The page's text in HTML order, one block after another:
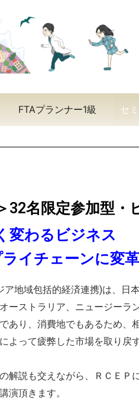
FTAプランナー1級 セ
32名限定参加型・
変わるビジネス
イチェーンに変
地域包括的経済連携)は、日
ーストラリア、ニュージーラ
あり、消費地でもあるため、
よって疲弊した市場を取り戻
解説も交えながら、ＲＣＥＰ
演頂きます。